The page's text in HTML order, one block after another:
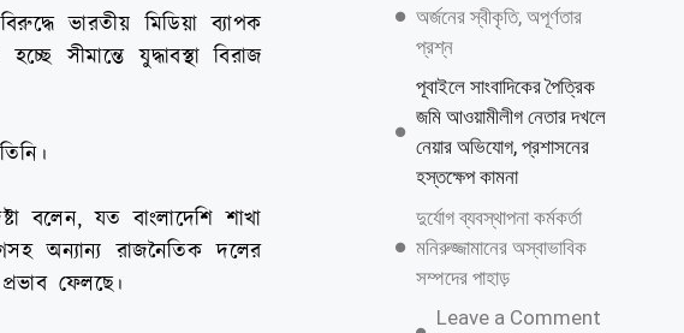
ভারতীয় মিডিয়া ব্যাপক
সীমান্তে যুদ্ধাবস্থা বিরাজ
বলেন, যত বাংলাদেশি শাখা
অন্যান্য রাজনৈতিক দলের
ফেলছে।
অর্জনের স্বীকৃতি, অপূর্ণতার
প্রশ্ন
পূবাইলে সাংবাদিকের পৈত্রিক
জমি আওয়ামীলীগ নেতার দখলে
নেয়ার অভিযোগ, প্রশাসনের
হস্তক্ষেপ কামনা
দুর্যোগ ব্যবস্থাপনা কর্মকর্তা
মনিরুজ্জামানের অস্বাভাবিক
সম্পদের পাহাড়
Leave a Comment